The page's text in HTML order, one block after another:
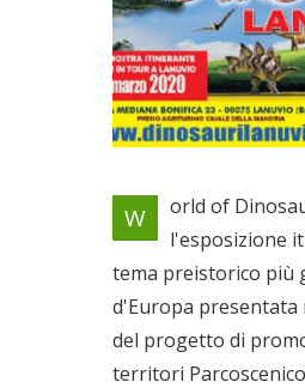
La mostra itinerante
dinosauri più
Dal 29/01/2020 al
29/03/2020
W
orld of
l'esposizione
tema preistorico più
d'Europa presentata
del progetto di
territori